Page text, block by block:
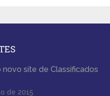
novo site de Classificados
de 2015